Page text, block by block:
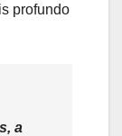
profundo
a